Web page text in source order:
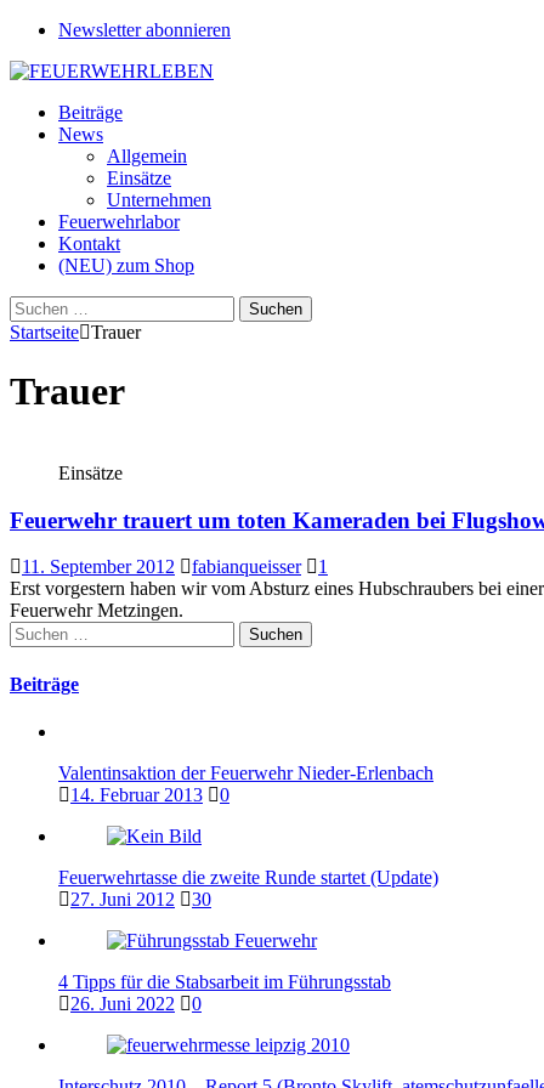
Newsletter abonnieren
Beiträge
News
Allgemein
Einsätze
Unternehmen
Feuerwehrlabor
Kontakt
(NEU) zum Shop
Suchen
nach:
Startseite Trauer
Trauer
Einsätze
Feuerwehr trauert um toten Kameraden bei
11. September 2012 fabianqueisser
1
Erst vorgestern haben wir vom Absturz eines Hubschraubers bei
Feuerwehr Metzingen.
Suchen
nach:
Beiträge
Valentinsaktion der Feuerwehr Nieder-Erlenbach
14. Februar 2013
0
Feuerwehrtasse die zweite Runde startet (Update)
27. Juni 2012
30
4 Tipps für die Stabsarbeit im Führungsstab
26. Juni 2022
0